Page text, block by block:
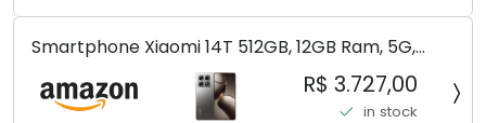
Smartphone Xiaomi 14T 512GB, 12GB Ram, 5G,
Leica, Cinza - no Brasil
R$ 3.727,00
in stock